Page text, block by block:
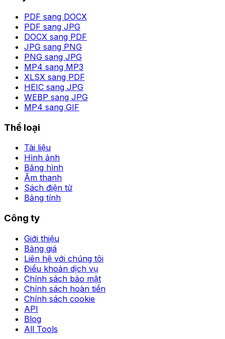
PDF sang DOCX
PDF sang JPG
DOCX sang PDF
JPG sang PNG
PNG sang JPG
MP4 sang MP3
XLSX sang PDF
HEIC sang JPG
WEBP sang JPG
MP4 sang GIF
Thể loại
Tài liệu
Hình ảnh
Băng hình
Âm thanh
Sách điện tử
Bảng tính
Công ty
Giới thiệu
Bảng giá
Liên hệ với chúng tôi
Điều khoản dịch vụ
Chính sách bảo mật
Chính sách hoàn tiền
Chính sách cookie
API
Blog
All Tools